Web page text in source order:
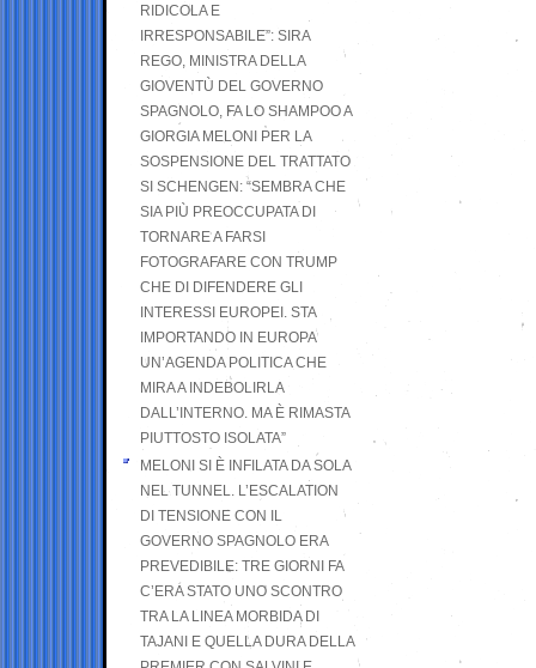
RIDICOLA E
IRRESPONSABILE”: SIRA
REGO, MINISTRA DELLA
GIOVENTÙ DEL GOVERNO
SPAGNOLO, FA LO SHAMPOO A
GIORGIA MELONI PER LA
SOSPENSIONE DEL TRATTATO
SI SCHENGEN: “SEMBRA CHE
SIA PIÙ PREOCCUPATA DI
TORNARE A FARSI
FOTOGRAFARE CON TRUMP
CHE DI DIFENDERE GLI
INTERESSI EUROPEI. STA
IMPORTANDO IN EUROPA
UN’AGENDA POLITICA CHE
MIRA A INDEBOLIRLA
DALL’INTERNO. MA È RIMASTA
PIUTTOSTO ISOLATA”
MELONI SI È INFILATA DA SOLA
NEL TUNNEL. L’ESCALATION
DI TENSIONE CON IL
GOVERNO SPAGNOLO ERA
PREVEDIBILE: TRE GIORNI FA
C’ERA STATO UNO SCONTRO
TRA LA LINEA MORBIDA DI
TAJANI E QUELLA DURA DELLA